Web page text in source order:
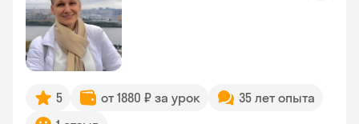
5 от 1880 ₽ за урок
35 лет опыта